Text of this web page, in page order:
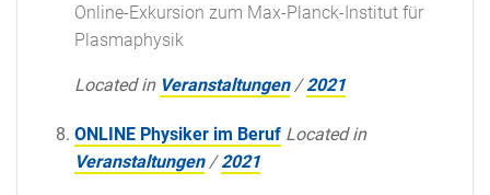
Online-Exkursion zum Max-Planck-Institut für
Plasmaphysik
Located in Veranstaltungen /2021
ONLINE Physiker im Beruf Located in
Veranstaltungen /2021